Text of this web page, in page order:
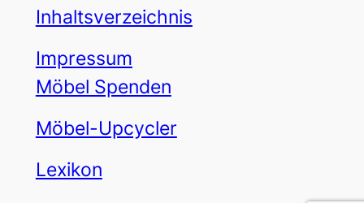
Inhaltsverzeichnis
Impressum
Möbel Spenden
Möbel-Upcycler
Lexikon